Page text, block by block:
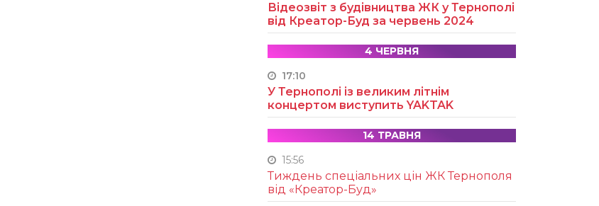
Відеозвіт з будівництва ЖК у Тернополі
від Креатор-Буд за червень 2024
4 ЧЕРВНЯ
17:10
У Тернополі із великим літнім
концертом виступить YAKTAK
14 ТРАВНЯ
15:56
Тиждень спеціальних цін ЖК Тернополя
від «Креатор-Буд»